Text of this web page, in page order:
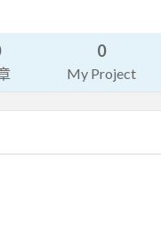
0
My Project